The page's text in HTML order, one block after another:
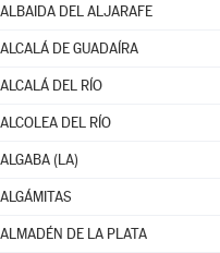
ALBAIDA DEL ALJARAFE
ALCALÁ DE GUADAÍRA
ALCALÁ DEL RÍO
ALCOLEA DEL RÍO
ALGABA (LA)
ALGÁMITAS
ALMADÉN DE LA PLATA